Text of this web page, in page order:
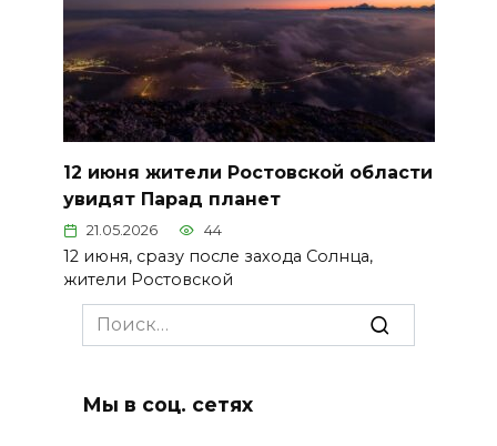
12 июня жители Ростовской области
увидят Парад планет
21.05.2026 44
12 июня, сразу после захода Солнца,
жители Ростовской
Search
for:
Мы в соц. сетях